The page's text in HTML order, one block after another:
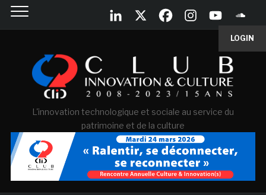
LOGIN
L'innovation technologique et sociale au service du
patrimoine et de la culture